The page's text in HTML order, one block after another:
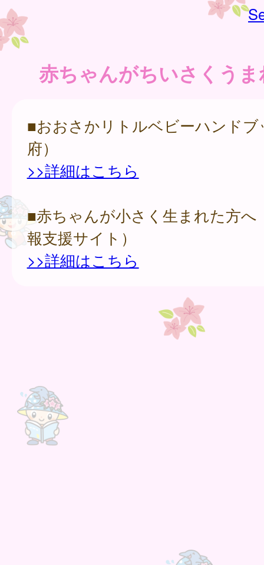
赤ちゃんがちいさくう
■おおさかリトルベビーハンドブ
府）
>>詳細はこちら
■赤ちゃんが小さく生まれた方へ
報支援サイト）
>>詳細はこちら